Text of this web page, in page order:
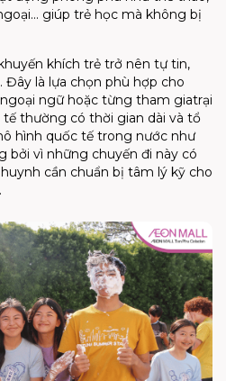
giúp trẻ học mà không bị
khích trẻ trở nên tự tin,
Đây là lựa chọn phù hợp cho
ngữ hoặc từng tham giatrại
tế thường có thời gian dài và tổ
hình quốc tế trong nước như
bởi vì những chuyến đi này có
cần chuẩn bị tâm lý kỹ cho